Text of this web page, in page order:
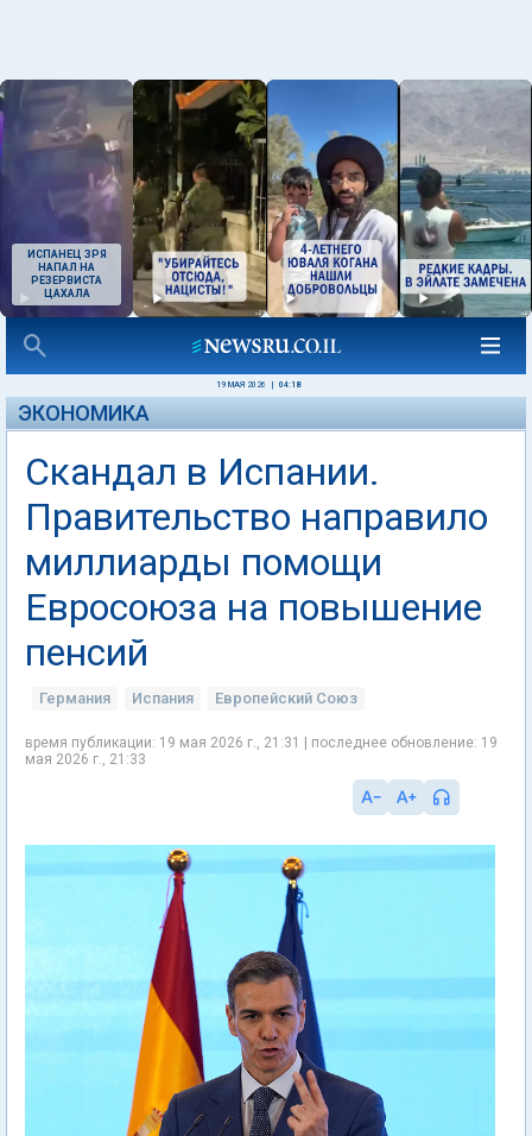
ИСПАНЕЦ ЗРЯ
НАПАЛ НА
РЕЗЕРВИСТА
ЦАХАЛА
19 МАЯ 2026 04:18
ЭКОНОМИКА
Скандал в Испании.
Правительство направило
миллиарды помощи
Евросоюза на повышение
пенсий
Германия Испания Европейский Союз
время публикации: 19 мая 2026 г., 21:31 | последнее обновление: 19
мая 2026 г., 21:33